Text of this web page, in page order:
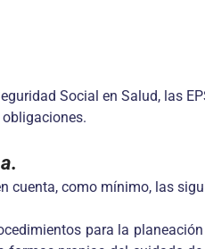
Social en Salud, las
cuenta, como mínimo, las
para la